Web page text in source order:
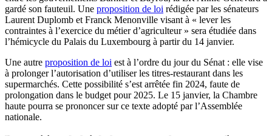
gardé son fauteuil. Une proposition de loi rédigée par les sénateurs
Laurent Duplomb et Franck Menonville visant à « lever les
contraintes à l’exercice du métier d’agriculteur » sera étudiée dans
l’hémicycle du Palais du Luxembourg à partir du 14 janvier.
Une autre proposition de loi est à l’ordre du jour du Sénat : elle vise
à prolonger l’autorisation d’utiliser les titres-restaurant dans les
supermarchés. Cette possibilité s’est arrêtée fin 2024, faute de
prolongation dans le budget pour 2025. Le 15 janvier, la Chambre
haute pourra se prononcer sur ce texte adopté par l’Assemblée
nationale.